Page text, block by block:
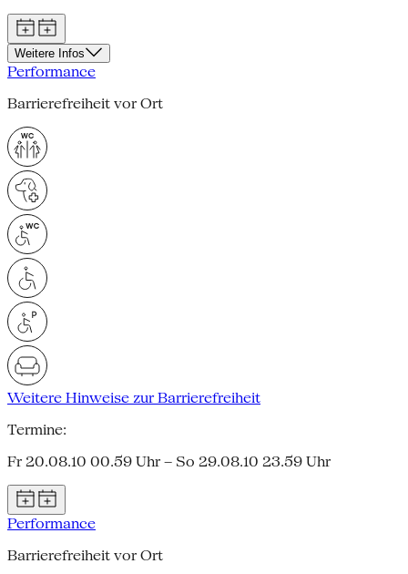
Weitere Infos
Performance
Barrierefreiheit vor Ort
Weitere Hinweise zur Barrierefreiheit
Termine:
Fr 20.08.10 00.59 Uhr – So 29.08.10 23.59 Uhr
Performance
Barrierefreiheit vor Ort